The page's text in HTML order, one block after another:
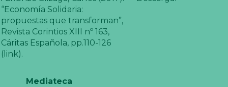
“Economía Solidaria:
propuestas que transforman”,
Revista Corintios XIII nº 163,
Cáritas Española, pp.110-126
(link).
Mediateca